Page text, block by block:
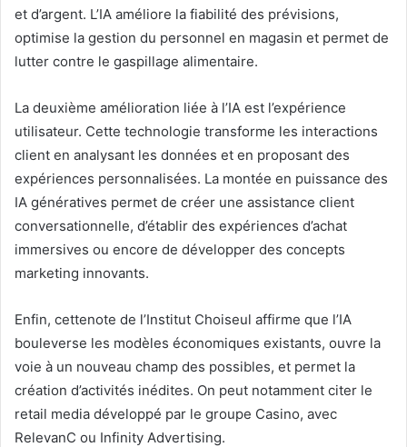
et d’argent. L’IA améliore la fiabilité des prévisions,
optimise la gestion du personnel en magasin et permet de
lutter contre le gaspillage alimentaire.
La deuxième amélioration liée à l’IA est l’expérience
utilisateur. Cette technologie transforme les interactions
client en analysant les données et en proposant des
expériences personnalisées. La montée en puissance des
IA génératives permet de créer une assistance client
conversationnelle, d’établir des expériences d’achat
immersives ou encore de développer des concepts
marketing innovants.
Enfin, cettenote de l’Institut Choiseul affirme que l’IA
bouleverse les modèles économiques existants, ouvre la
voie à un nouveau champ des possibles, et permet la
création d’activités inédites. On peut notamment citer le
retail media développé par le groupe Casino, avec
RelevanC ou Infinity Advertising.